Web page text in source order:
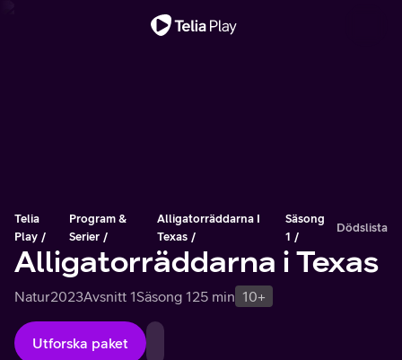
Telia
Play
Program &
Serier
Alligatorräddarna I
Texas
Säsong
1
Dödslista
Alligatorräddarna i Texas
Natur2023Avsnitt 1Säsong 125 min 10+
Utforska paket